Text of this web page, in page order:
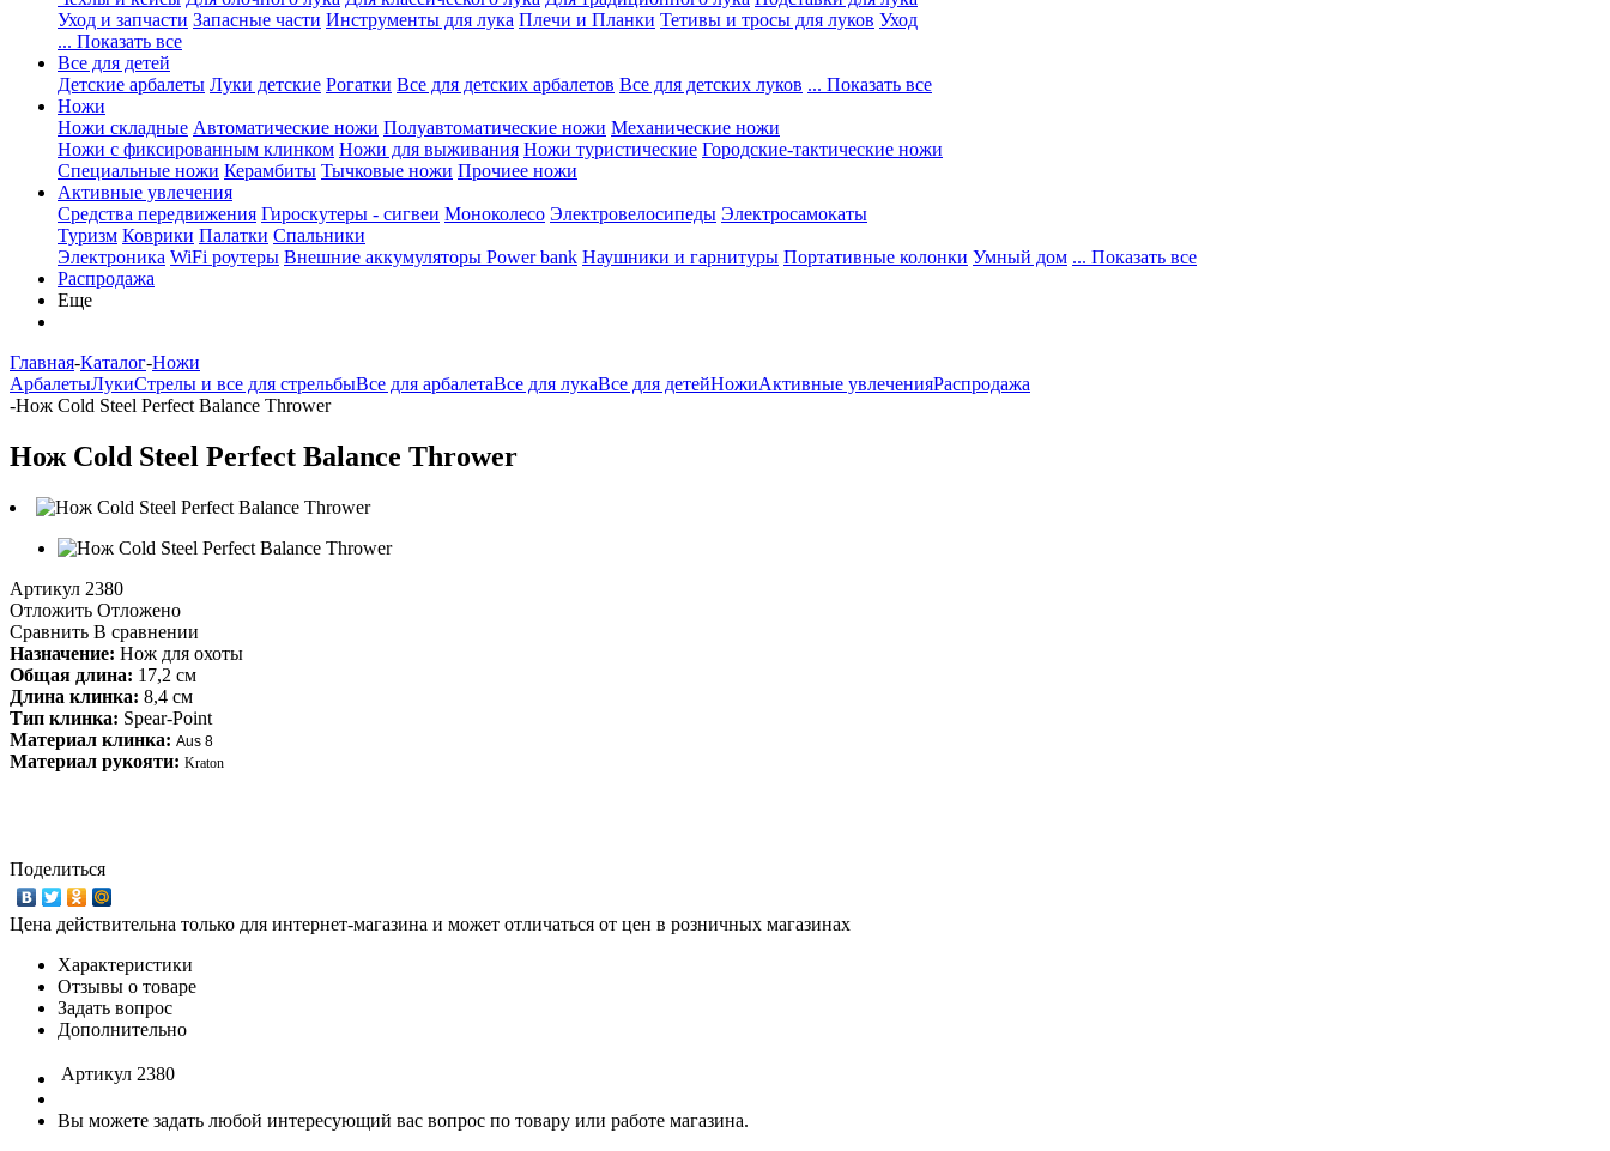
Уход и запчасти Запасные части Инструменты для лука Плечи и Планки Тетивы и тросы для луков Уход
... Показать все
Все для детей
Детские арбалеты Луки детские Рогатки Все для детских арбалетов Все для детских луков ... Показать все
Ножи
Ножи складные Автоматические ножи Полуавтоматические ножи Механические ножи
Ножи с фиксированным клинком Ножи для выживания Ножи туристические Городские-тактические ножи
Специальные ножи Керамбиты Тычковые ножи Прочиее ножи
Активные увлечения
Средства передвижения Гироскутеры - сигвеи Моноколесо Электровелосипеды Электросамокаты
Туризм Коврики Палатки Спальники
Электроника WiFi роутеры Внешние аккумуляторы Power bank Наушники и гарнитуры Портативные колонки Умный дом ... Показать все
Распродажа
Еще
Главная-Каталог-Ножи
АрбалетыЛукиСтрелы и все для стрельбыВсе для арбалетаВсе для лукаВсе для детейНожиАктивные увлеченияРаспродажа
-Нож Cold Steel Perfect Balance Thrower
Нож Cold Steel Perfect Balance Thrower
Артикул 2380
Отложить Отложено
Сравнить В сравнении
Назначение: Нож для охоты
Общая длина: 17,2 см
Длина клинка: 8,4 см
Тип клинка: Spear-Point
Материал клинка: Aus 8
Материал рукояти: Kraton
Поделиться
Цена действительна только для интернет-магазина и может отличаться от цен в розничных магазинах
Характеристики
Отзывы о товаре
Задать вопрос
Дополнительно
Артикул 2380
Вы можете задать любой интересующий вас вопрос по товару или работе магазина.